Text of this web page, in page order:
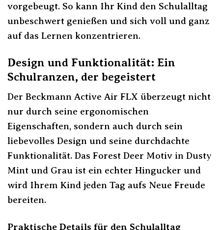
vorgebeugt. So kann Ihr Kind den Schulalltag
unbeschwert genießen und sich voll und ganz
auf das Lernen konzentrieren.
Design und Funktionalität: Ein
Schulranzen, der begeistert
Der Beckmann Active Air FLX überzeugt nicht
nur durch seine ergonomischen
Eigenschaften, sondern auch durch sein
liebevolles Design und seine durchdachte
Funktionalität. Das Forest Deer Motiv in Dusty
Mint und Grau ist ein echter Hingucker und
wird Ihrem Kind jeden Tag aufs Neue Freude
bereiten.
Praktische Details für den Schulalltag